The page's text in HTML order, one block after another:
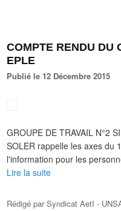
COMPTE RENDU DU
EPLE
Publié le 12 Décembre 2015
GROUPE DE TRAVAIL N°2
SOLER rappelle les axes du
l'information pour les
Lire la suite
Rédigé parSyndicat AetI -